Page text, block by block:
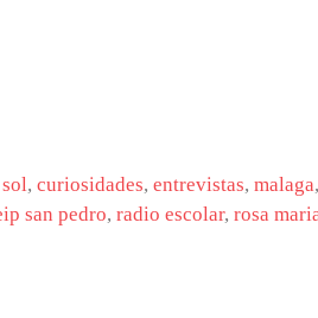
, curiosidades, entrevistas, malaga,
san pedro, radio escolar, rosa